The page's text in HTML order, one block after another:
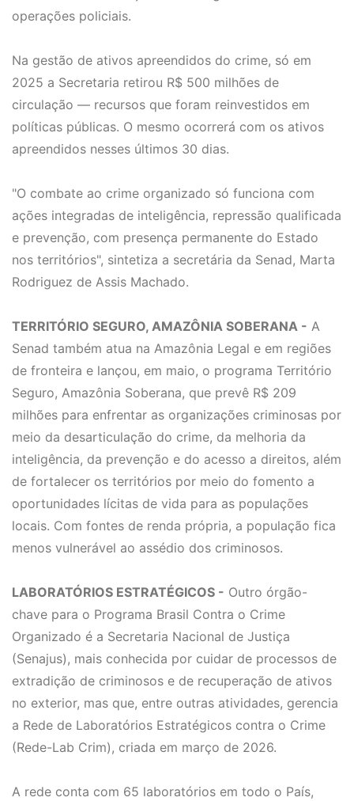
operações policiais.
Na gestão de ativos apreendidos do crime, só em
2025 a Secretaria retirou R$ 500 milhões de
circulação — recursos que foram reinvestidos em
políticas públicas. O mesmo ocorrerá com os ativos
apreendidos nesses últimos 30 dias.
"O combate ao crime organizado só funciona com
ações integradas de inteligência, repressão qualificada
e prevenção, com presença permanente do Estado
nos territórios", sintetiza a secretária da Senad, Marta
Rodriguez de Assis Machado.
TERRITÓRIO SEGURO, AMAZÔNIA SOBERANA - A
Senad também atua na Amazônia Legal e em regiões
de fronteira e lançou, em maio, o programa Território
Seguro, Amazônia Soberana, que prevê R$ 209
milhões para enfrentar as organizações criminosas por
meio da desarticulação do crime, da melhoria da
inteligência, da prevenção e do acesso a direitos, além
de fortalecer os territórios por meio do fomento a
oportunidades lícitas de vida para as populações
locais. Com fontes de renda própria, a população fica
menos vulnerável ao assédio dos criminosos.
LABORATÓRIOS ESTRATÉGICOS - Outro órgão-
chave para o Programa Brasil Contra o Crime
Organizado é a Secretaria Nacional de Justiça
(Senajus), mais conhecida por cuidar de processos de
extradição de criminosos e de recuperação de ativos
no exterior, mas que, entre outras atividades, gerencia
a Rede de Laboratórios Estratégicos contra o Crime
(Rede-Lab Crim), criada em março de 2026.
A rede conta com 65 laboratórios em todo o País,